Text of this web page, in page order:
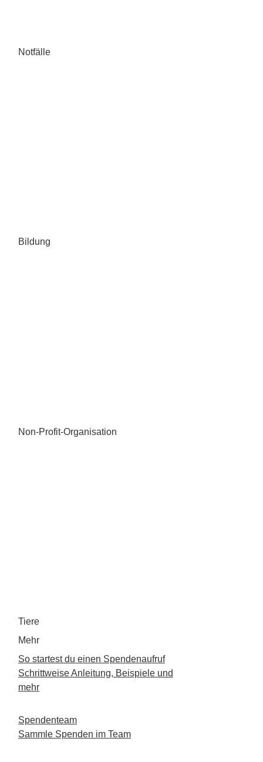
Notfälle
Bildung
Non-Profit-Organisation
Tiere
Mehr
So startest du einen Spendenaufruf
Schrittweise Anleitung, Beispiele und
mehr
Spendenteam
Sammle Spenden im Team